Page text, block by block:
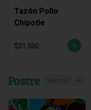
Tazón Pollo
Chipotle
$31.500
Postre Ver más